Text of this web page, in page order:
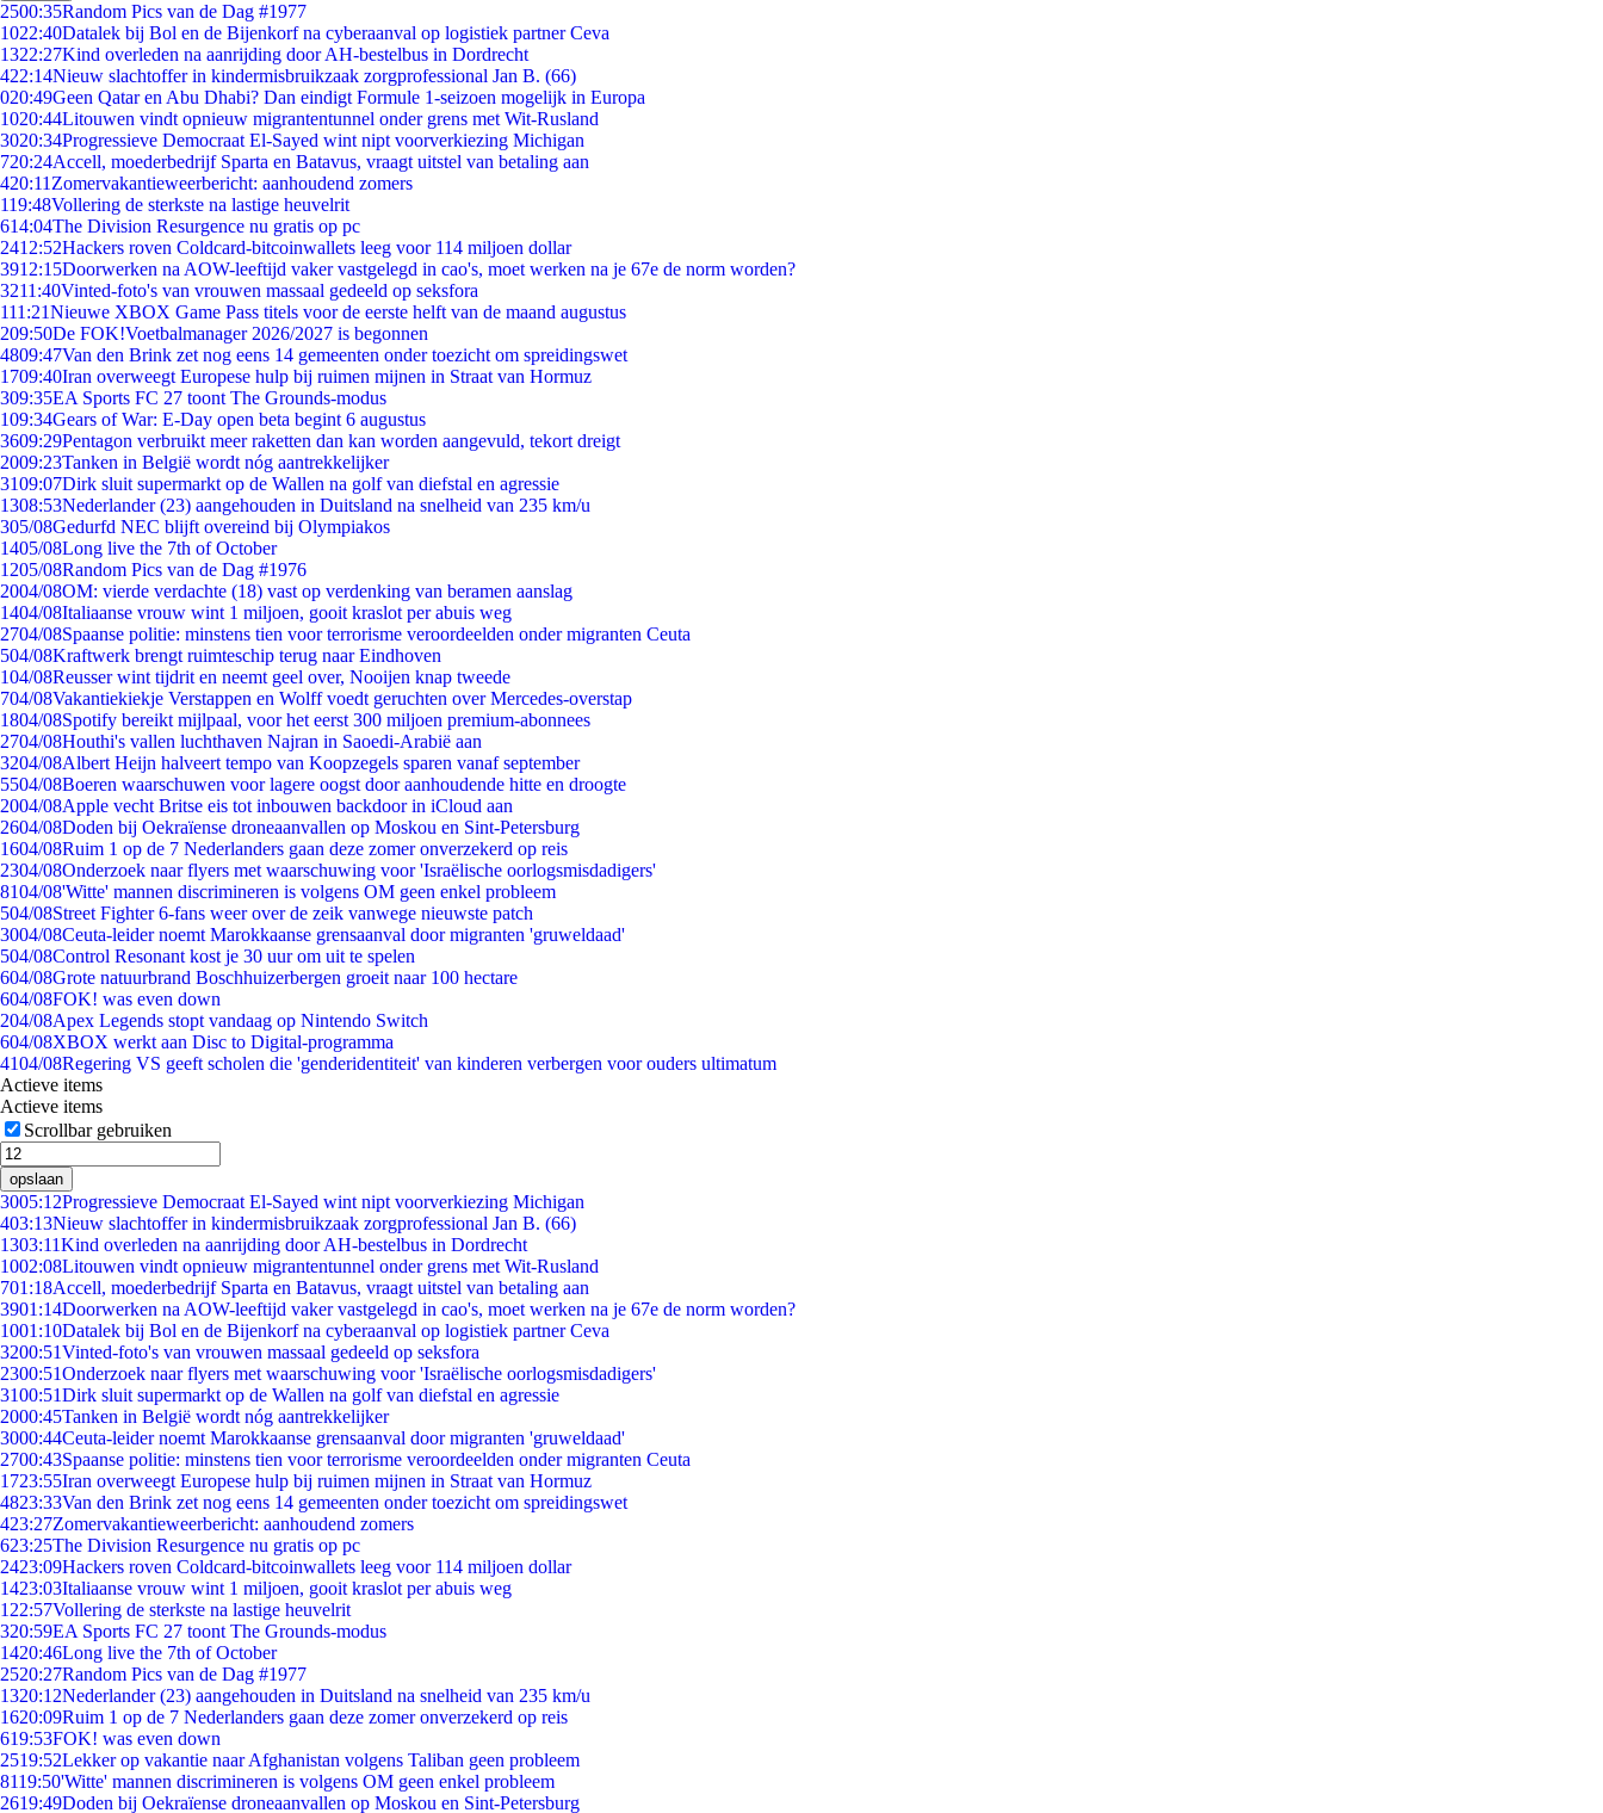
2500:35Random Pics van de Dag #1977
1022:40Datalek bij Bol en de Bijenkorf na cyberaanval op logistiek partner Ceva
1322:27Kind overleden na aanrijding door AH-bestelbus in Dordrecht
422:14Nieuw slachtoffer in kindermisbruikzaak zorgprofessional Jan B. (66)
020:49Geen Qatar en Abu Dhabi? Dan eindigt Formule 1-seizoen mogelijk in Europa
1020:44Litouwen vindt opnieuw migrantentunnel onder grens met Wit-Rusland
3020:34Progressieve Democraat El-Sayed wint nipt voorverkiezing Michigan
720:24Accell, moederbedrijf Sparta en Batavus, vraagt uitstel van betaling aan
420:11 Zomervakantieweerbericht: aanhoudend zomers
119:48Vollering de sterkste na lastige heuvelrit
614:04The Division Resurgence nu gratis op pc
2412:52Hackers roven Coldcard-bitcoinwallets leeg voor 114 miljoen dollar
3912:15Doorwerken na AOW-leeftijd vaker vastgelegd in cao's, moet werken na je 67e de norm worden?
3211:40Vinted-foto's van vrouwen massaal gedeeld op seksfora
111:21Nieuwe XBOX Game Pass titels voor de eerste helft van de maand augustus
209:50De FOK!Voetbalmanager 2026/2027 is begonnen
4809:47Van den Brink zet nog eens 14 gemeenten onder toezicht om spreidingswet
1709:40Iran overweegt Europese hulp bij ruimen mijnen in Straat van Hormuz
309:35EA Sports FC 27 toont The Grounds-modus
109:34Gears of War: E-Day open beta begint 6 augustus
3609:29Pentagon verbruikt meer raketten dan kan worden aangevuld, tekort dreigt
2009:23Tanken in België wordt nóg aantrekkelijker
3109:07Dirk sluit supermarkt op de Wallen na golf van diefstal en agressie
1308:53Nederlander (23) aangehouden in Duitsland na snelheid van 235 km/u
305/08Gedurfd NEC blijft overeind bij Olympiakos
1405/08Long live the 7th of October
1205/08Random Pics van de Dag #1976
2004/08OM: vierde verdachte (18) vast op verdenking van beramen aanslag
1404/08Italiaanse vrouw wint 1 miljoen, gooit kraslot per abuis weg
2704/08Spaanse politie: minstens tien voor terrorisme veroordeelden onder migranten Ceuta
504/08Kraftwerk brengt ruimteschip terug naar Eindhoven
104/08Reusser wint tijdrit en neemt geel over, Nooijen knap tweede
704/08Vakantiekiekje Verstappen en Wolff voedt geruchten over Mercedes-overstap
1804/08Spotify bereikt mijlpaal, voor het eerst 300 miljoen premium-abonnees
2704/08Houthi's vallen luchthaven Najran in Saoedi-Arabië aan
3204/08Albert Heijn halveert tempo van Koopzegels sparen vanaf september
5504/08Boeren waarschuwen voor lagere oogst door aanhoudende hitte en droogte
2004/08Apple vecht Britse eis tot inbouwen backdoor in iCloud aan
2604/08Doden bij Oekraïense droneaanvallen op Moskou en Sint-Petersburg
1604/08Ruim 1 op de 7 Nederlanders gaan deze zomer onverzekerd op reis
2304/08Onderzoek naar flyers met waarschuwing voor 'Israëlische oorlogsmisdadigers'
8104/08'Witte' mannen discrimineren is volgens OM geen enkel probleem
504/08Street Fighter 6-fans weer over de zeik vanwege nieuwste patch
3004/08Ceuta-leider noemt Marokkaanse grensaanval door migranten 'gruweldaad'
504/08Control Resonant kost je 30 uur om uit te spelen
604/08Grote natuurbrand Boschhuizerbergen groeit naar 100 hectare
604/08FOK! was even down
204/08Apex Legends stopt vandaag op Nintendo Switch
604/08XBOX werkt aan Disc to Digital-programma
4104/08Regering VS geeft scholen die 'genderidentiteit' van kinderen verbergen voor ouders ultimatum
Actieve items
Actieve items
Scrollbar gebruiken
opslaan
3005:12Progressieve Democraat El-Sayed wint nipt voorverkiezing Michigan
403:13Nieuw slachtoffer in kindermisbruikzaak zorgprofessional Jan B. (66)
1303:11Kind overleden na aanrijding door AH-bestelbus in Dordrecht
1002:08Litouwen vindt opnieuw migrantentunnel onder grens met Wit-Rusland
701:18Accell, moederbedrijf Sparta en Batavus, vraagt uitstel van betaling aan
3901:14Doorwerken na AOW-leeftijd vaker vastgelegd in cao's, moet werken na je 67e de norm worden?
1001:10Datalek bij Bol en de Bijenkorf na cyberaanval op logistiek partner Ceva
3200:51Vinted-foto's van vrouwen massaal gedeeld op seksfora
2300:51Onderzoek naar flyers met waarschuwing voor 'Israëlische oorlogsmisdadigers'
3100:51Dirk sluit supermarkt op de Wallen na golf van diefstal en agressie
2000:45Tanken in België wordt nóg aantrekkelijker
3000:44Ceuta-leider noemt Marokkaanse grensaanval door migranten 'gruweldaad'
2700:43Spaanse politie: minstens tien voor terrorisme veroordeelden onder migranten Ceuta
1723:55Iran overweegt Europese hulp bij ruimen mijnen in Straat van Hormuz
4823:33Van den Brink zet nog eens 14 gemeenten onder toezicht om spreidingswet
423:27Zomervakantieweerbericht: aanhoudend zomers
623:25The Division Resurgence nu gratis op pc
2423:09Hackers roven Coldcard-bitcoinwallets leeg voor 114 miljoen dollar
1423:03Italiaanse vrouw wint 1 miljoen, gooit kraslot per abuis weg
1 22:57Vollering de sterkste na lastige heuvelrit
320:59EA Sports FC 27 toont The Grounds-modus
1420:46Long live the 7th of October
2520:27Random Pics van de Dag #1977
1320:12Nederlander (23) aangehouden in Duitsland na snelheid van 235 km/u
1620:09Ruim 1 op de 7 Nederlanders gaan deze zomer onverzekerd op reis
619:53FOK! was even down
2519:52Lekker op vakantie naar Afghanistan volgens Taliban geen probleem
8119:50'Witte' mannen discrimineren is volgens OM geen enkel probleem
2619:49Doden bij Oekraïense droneaanvallen op Moskou en Sint-Petersburg